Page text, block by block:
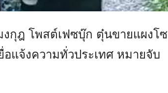
งกุฎ โพสต์เฟซบุ๊ก ตุ๋นขายแผงโซ
แจ้งความทั่วประเทศ หมายจับ